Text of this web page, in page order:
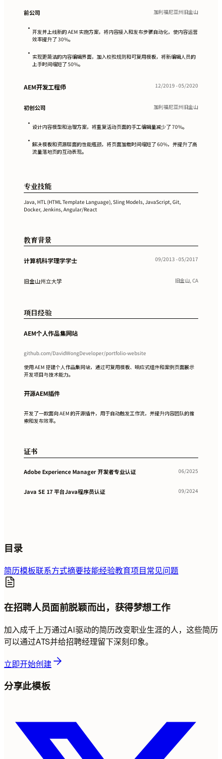
前公司 加利福尼亚州旧金山
• 开发并上线新的 AEM 实施方案，将内容接入和发布步骤自动化，使内容运营
效率提升了 30%。
• 实现更简洁的内容编辑界面，加入校验规则和可复用模板，将新编辑人员的
上手时间缩短了 50%。
AEM开发工程师 12/2019 - 05/2020
初创公司 加利福尼亚州旧金山
• 设计内容模型和治理方案，将重复活动页面的手工编辑量减少了 70%。
• 解决模板和资源层面的性能瓶颈，将页面加载时间缩短了 60%，并提升了高
流量落地页的互动表现。
专业技能
Java, HTL (HTML Template Language), Sling Models, JavaScript, Git,
Docker, Jenkins, Angular/React
教育背景
计算机科学理学学士 09/2013 - 05/2017
旧金山州立大学 旧金山, CA
项目经验
AEM个人作品集网站
github.com/DavidWongDeveloper/portfolio-website
使用 AEM 搭建个人作品集网站，通过可复用模板、响应式组件和案例页面展示
开发项目与技术能力。
开源AEM插件
开发了一款面向 AEM 的开源插件，用于自动触发工作流，并提升内容团队的搜
索和发布效率。
证书
Adobe Experience Manager 开发者专业认证 06/2025
Java SE 17 平台Java程序员认证 09/2024
目录
简历模板联系方式摘要技能经验教育项目常见问题
在招聘人员面前脱颖而出，获得梦想工作
加入成千上万通过AI驱动的简历改变职业生涯的人，这些简历
可以通过ATS并给招聘经理留下深刻印象。
立即开始创建
分享此模板